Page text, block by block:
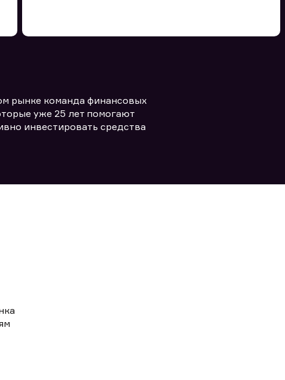
рынке команда финансовых
уже 25 лет помогают
инвестировать средства
Отправить заявку